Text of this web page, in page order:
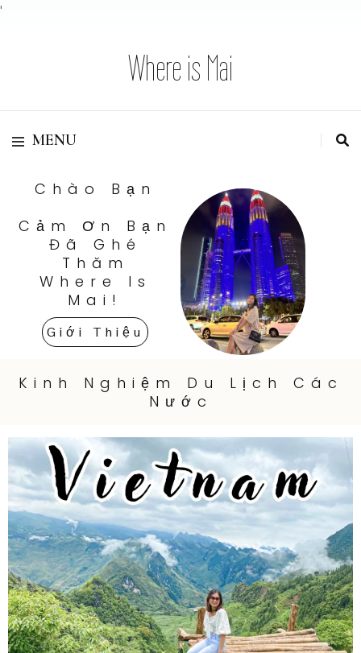
'
Where is Mai
MENU
Chào Bạn
Cảm Ơn Bạn
Đã Ghé
Thăm
Where Is
Mai!
Giới Thiệu
Kinh Nghiệm Du Lịch Các
Nước